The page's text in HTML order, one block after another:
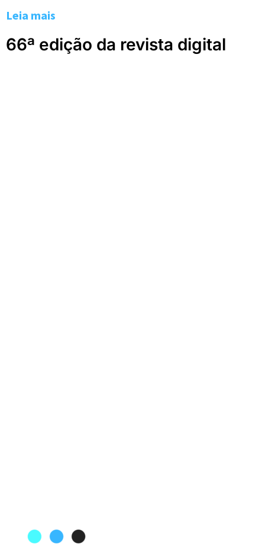
Leia mais
66ª edição da revista digital